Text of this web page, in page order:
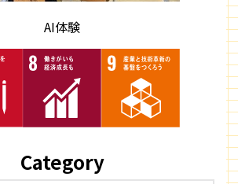
AI体験
Category